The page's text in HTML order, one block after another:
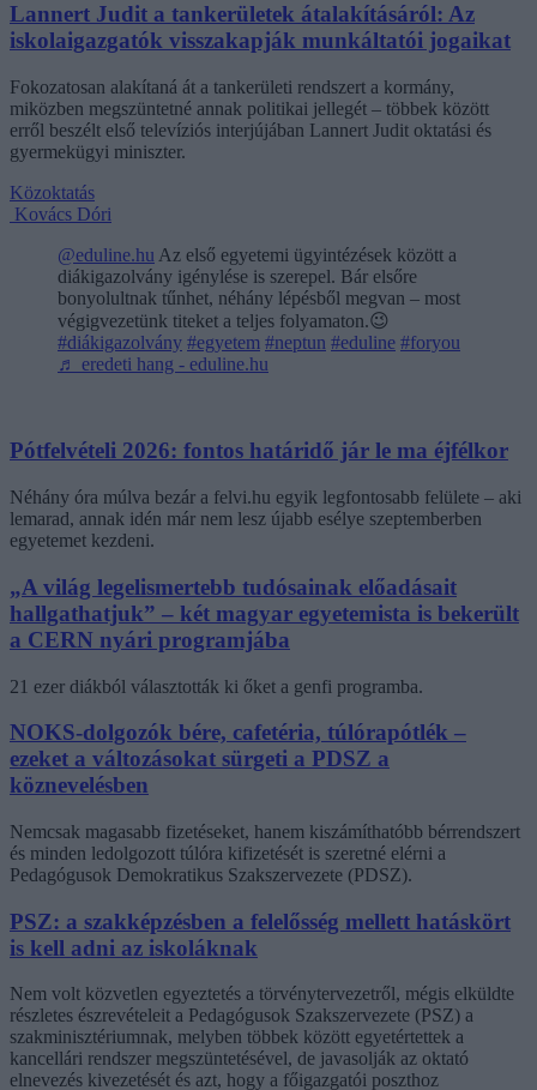
Lannert Judit a tankerületek átalakításáról: Az
iskolaigazgatók visszakapják munkáltatói jogaikat
Fokozatosan alakítaná át a tankerületi rendszert a kormány,
miközben megszüntetné annak politikai jellegét – többek között
erről beszélt első televíziós interjújában Lannert Judit oktatási és
gyermekügyi miniszter.
Közoktatás
Kovács Dóri
@eduline.hu Az első egyetemi ügyintézések között a
diákigazolvány igénylése is szerepel. Bár elsőre
bonyolultnak tűnhet, néhány lépésből megvan – most
végigvezetünk titeket a teljes folyamaton.😉
#diákigazolvány #egyetem #neptun #eduline #foryou
♬ eredeti hang - eduline.hu
Pótfelvételi 2026: fontos határidő jár le ma éjfélkor
Néhány óra múlva bezár a felvi.hu egyik legfontosabb felülete – aki
lemarad, annak idén már nem lesz újabb esélye szeptemberben
egyetemet kezdeni.
„A világ legelismertebb tudósainak előadásait
hallgathatjuk” – két magyar egyetemista is bekerült
a CERN nyári programjába
21 ezer diákból választották ki őket a genfi programba.
NOKS-dolgozók bére, cafetéria, túlórapótlék –
ezeket a változásokat sürgeti a PDSZ a
köznevelésben
Nemcsak magasabb fizetéseket, hanem kiszámíthatóbb bérrendszert
és minden ledolgozott túlóra kifizetését is szeretné elérni a
Pedagógusok Demokratikus Szakszervezete (PDSZ).
PSZ: a szakképzésben a felelősség mellett hatáskört
is kell adni az iskoláknak
Nem volt közvetlen egyeztetés a törvénytervezetről, mégis elküldte
részletes észrevételeit a Pedagógusok Szakszervezete (PSZ) a
szakminisztériumnak, melyben többek között egyetértettek a
kancellári rendszer megszüntetésével, de javasolják az oktató
elnevezés kivezetését és azt, hogy a főigazgatói poszthoz